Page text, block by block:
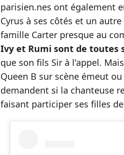
parisien.nes ont également
Cyrus à ses côtés et un
famille Carter presque au
Ivy et Rumi sont de toutes
que son fils Sir à l'appel.
Queen B sur scène émeut
demandent si la chanteuse
faisant participer ses filles